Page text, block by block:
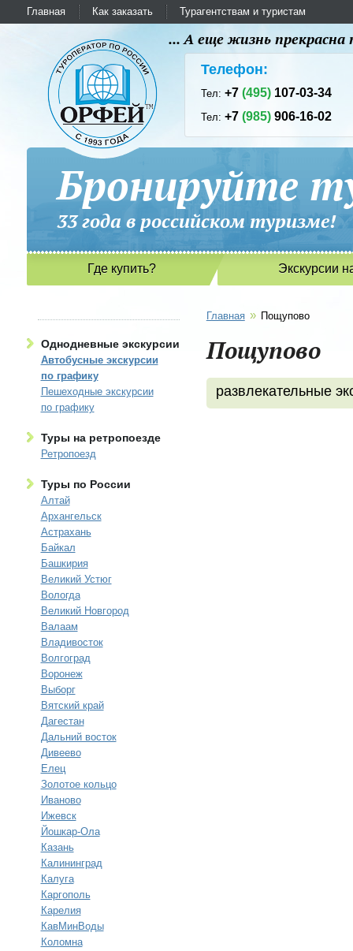
Главная Как заказать Турагентствам и туристам
... А еще жизнь
Телефон:
Тел:+7(495) 107-03-34
Тел:+7(985) 906-16-02
Бронируйте
33 года в российском
Где купить? Экскурсии
Однодневные экскурсии
Автобусные экскурсии
по графику
Пешеходные экскурсии
по графику
Туры на ретропоезде
Ретропоезд
Туры по России
Алтай
Архангельск
Астрахань
Байкал
Башкирия
Великий Устюг
Вологда
Великий Новгород
Валаам
Владивосток
Волгоград
Воронеж
Выборг
Вятский край
Дагестан
Дальний восток
Дивеево
Елец
Золотое кольцо
Иваново
Ижевск
Йошкар-Ола
Казань
Калининград
Калуга
Каргополь
Карелия
КавМинВоды
Коломна
Главная » Пощупово
Пощупово
развлекательные